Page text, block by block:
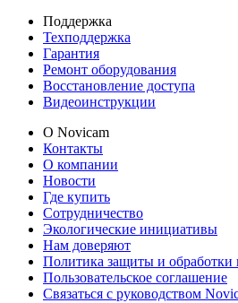
Поддержка
Техподдержка
Гарантия
Ремонт оборудования
Восстановление доступа
Видеоинструкции
О Novicam
Контакты
О компании
Новости
Где купить
Сотрудничество
Экологические инициативы
Нам доверяют
Политика защиты и
Пользовательское соглашение
Связаться с руководством